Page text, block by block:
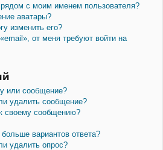
с моим именем пользователя?
аватары?
изменить его?
от меня требуют войти на
или сообщение?
удалить сообщение?
своему сообщению?
вариантов ответа?
удалить опрос?